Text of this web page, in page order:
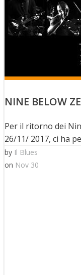
NINE BELOW
Per il ritorno dei
26/11/ 2017, ci ha
by Il Blues
on Nov 30